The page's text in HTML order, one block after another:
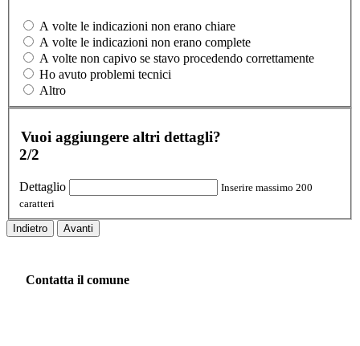
A volte le indicazioni non erano chiare
A volte le indicazioni non erano complete
A volte non capivo se stavo procedendo correttamente
Ho avuto problemi tecnici
Altro
Vuoi aggiungere altri dettagli?
2/2
Dettaglio
Inserire massimo 200
caratteri
Indietro Avanti
Contatta il comune